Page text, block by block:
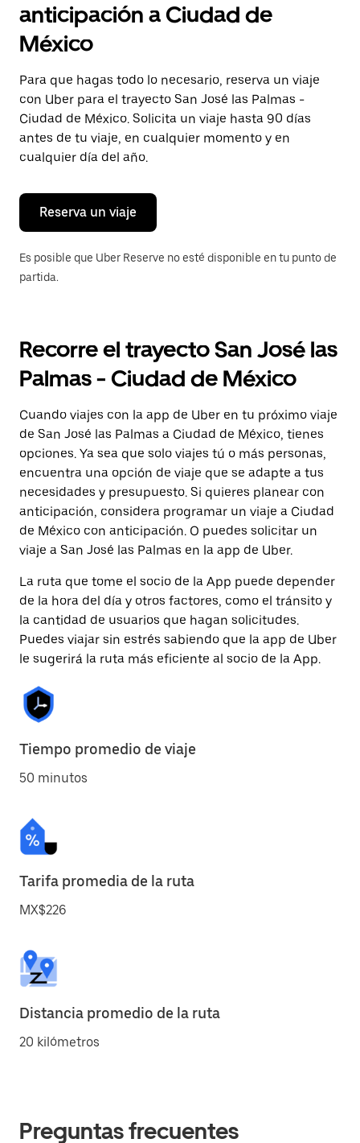
y
selecciona
una
Presiona
la
tecla Esc
para
cerrar
el
calendario.
anticipación a Ciudad de
México
Para que hagas todo lo necesario, reserva un viaje
con Uber para el trayecto San José las Palmas -
Ciudad de México. Solicita un viaje hasta 90 días
antes de tu viaje, en cualquier momento y en
cualquier día del año.
Reserva un viaje
Es posible que Uber Reserve no esté disponible en tu punto de
partida.
Recorre el trayecto San José las
Palmas - Ciudad de México
Cuando viajes con la app de Uber en tu próximo viaje
de San José las Palmas a Ciudad de México, tienes
opciones. Ya sea que solo viajes tú o más personas,
encuentra una opción de viaje que se adapte a tus
necesidades y presupuesto. Si quieres planear con
anticipación, considera programar un viaje a Ciudad
de México con anticipación. O puedes solicitar un
viaje a San José las Palmas en la app de Uber.
La ruta que tome el socio de la App puede depender
de la hora del día y otros factores, como el tránsito y
la cantidad de usuarios que hagan solicitudes.
Puedes viajar sin estrés sabiendo que la app de Uber
le sugerirá la ruta más eficiente al socio de la App.
Tiempo promedio de viaje
50 minutos
Tarifa promedia de la ruta
MX$226
Distancia promedio de la ruta
20 kilómetros
Preguntas frecuentes